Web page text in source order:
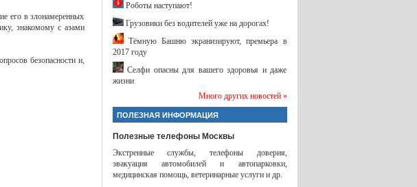
его в злонамеренных
знакомому с азами
безопасности и,
Роботы наступают!
Грузовики без водителей уже на дорогах!
Тёмную Башню экранизируют, премьера в
2017 году
Селфи опасны для вашего здоровья и даже
жизни
Много других новостей »
ПОЛЕЗНАЯ ИНФОРМАЦИЯ
Полезные телефоны Москвы
Экстренные службы, телефоны доверия,
эвакуация автомобилей и автопарковки,
медицинская помощь, ветеринарные услуги и др.